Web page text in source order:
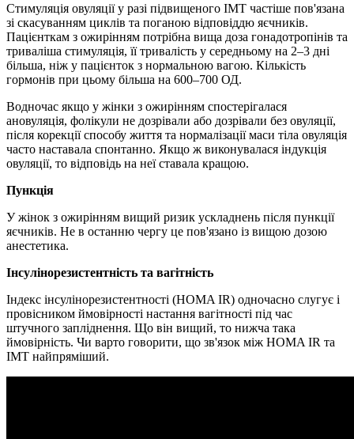
Стимуляція овуляції у разі підвищеного ІМТ частіше пов'язана
зі скасуванням циклів та поганою відповіддю яєчників.
Пацієнткам з ожирінням потрібна вища доза гонадотропінів та
триваліша стимуляція, її тривалість у середньому на 2–3 дні
більша, ніж у пацієнток з нормальною вагою. Кількість
гормонів при цьому більша на 600–700 ОД.
Водночас якщо у жінки з ожирінням спостерігалася
ановуляція, фолікули не дозрівали або дозрівали без овуляції,
після корекції способу життя та нормалізації маси тіла овуляція
часто наставала спонтанно. Якщо ж виконувалася індукція
овуляції, то відповідь на неї ставала кращою.
Пункція
У жінок з ожирінням вищий ризик ускладнень після пункції
яєчників. Не в останню чергу це пов'язано із вищою дозою
анестетика.
Інсулінорезистентність та вагітність
Індекс інсулінорезистентності (HOMA IR) одночасно слугує і
провісником ймовірності настання вагітності під час
штучного запліднення. Що він вищий, то нижча така
ймовірність. Чи варто говорити, що зв'язок між HOMA IR та
ІМТ найпряміший.